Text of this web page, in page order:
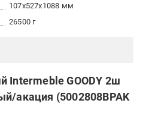
107x527x1088 мм
26500 г
Intermeble GOODY 2ш
акация (5002808BPAK